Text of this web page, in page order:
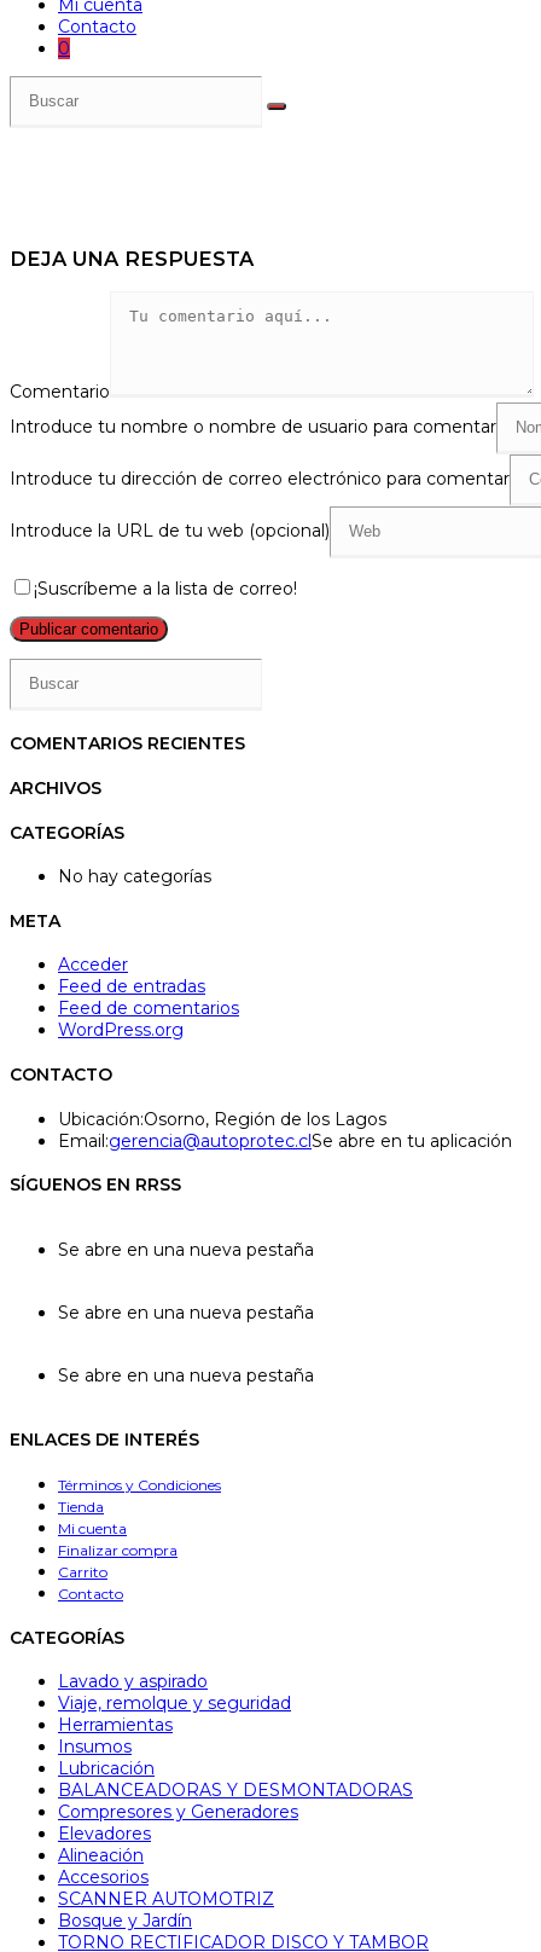
Mi cuenta
Contacto
0
DEJA UNA RESPUESTA
Comentario
Introduce tu nombre o nombre de usuario para comentar
Introduce tu dirección de correo electrónico para comentar
Introduce la URL de tu web (opcional)
¡Suscríbeme a la lista de correo!
COMENTARIOS RECIENTES
ARCHIVOS
CATEGORÍAS
No hay categorías
META
Acceder
Feed de entradas
Feed de comentarios
WordPress.org
CONTACTO
Ubicación:Osorno, Región de los Lagos
Email:gerencia@autoprotec.clSe abre en tu aplicación
SÍGUENOS EN RRSS
Se abre en una nueva pestaña
Se abre en una nueva pestaña
Se abre en una nueva pestaña
ENLACES DE INTERÉS
Términos y Condiciones
Tienda
Mi cuenta
Finalizar compra
Carrito
Contacto
CATEGORÍAS
Lavado y aspirado
Viaje, remolque y seguridad
Herramientas
Insumos
Lubricación
BALANCEADORAS Y DESMONTADORAS
Compresores y Generadores
Elevadores
Alineación
Accesorios
SCANNER AUTOMOTRIZ
Bosque y Jardín
TORNO RECTIFICADOR DISCO Y TAMBOR